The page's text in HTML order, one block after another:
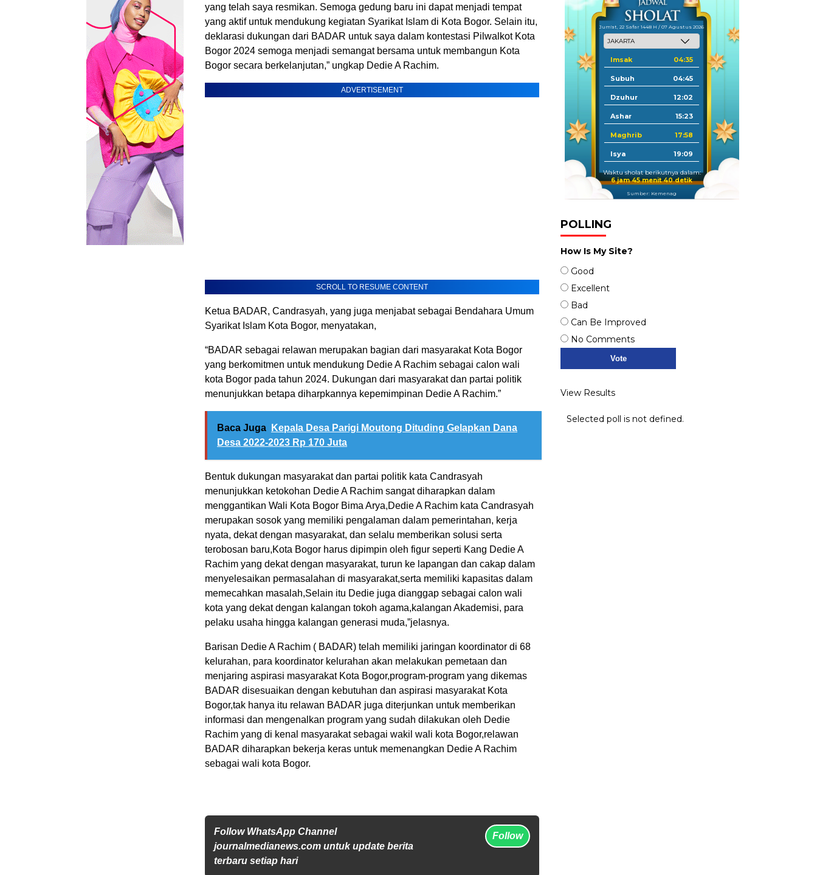
yang telah saya resmikan. Semoga gedung baru ini dapat menjadi tempat
yang aktif untuk mendukung kegiatan Syarikat Islam di Kota Bogor. Selain itu,
deklarasi dukungan dari BADAR untuk saya dalam kontestasi Pilwalkot Kota
Bogor 2024 semoga menjadi semangat bersama untuk membangun Kota
Bogor secara berkelanjutan,” ungkap Dedie A Rachim.
ADVERTISEMENT
SCROLL TO RESUME CONTENT
Ketua BADAR, Candrasyah, yang juga menjabat sebagai Bendahara Umum
Syarikat Islam Kota Bogor, menyatakan,
“BADAR sebagai relawan merupakan bagian dari masyarakat Kota Bogor
yang berkomitmen untuk mendukung Dedie A Rachim sebagai calon wali
kota Bogor pada tahun 2024. Dukungan dari masyarakat dan partai politik
menunjukkan betapa diharpkannya kepemimpinan Dedie A Rachim.”
Baca Juga
Kepala Desa Parigi Moutong Dituding Gelapkan Dana
Desa 2022-2023 Rp 170 Juta
Bentuk dukungan masyarakat dan partai politik kata Candrasyah
menunjukkan ketokohan Dedie A Rachim sangat diharapkan dalam
menggantikan Wali Kota Bogor Bima Arya,Dedie A Rachim kata Candrasyah
merupakan sosok yang memiliki pengalaman dalam pemerintahan, kerja
nyata, dekat dengan masyarakat, dan selalu memberikan solusi serta
terobosan baru,Kota Bogor harus dipimpin oleh figur seperti Kang Dedie A
Rachim yang dekat dengan masyarakat, turun ke lapangan dan cakap dalam
menyelesaikan permasalahan di masyarakat,serta memiliki kapasitas dalam
memecahkan masalah,Selain itu Dedie juga dianggap sebagai calon wali
kota yang dekat dengan kalangan tokoh agama,kalangan Akademisi, para
pelaku usaha hingga kalangan generasi muda,”jelasnya.
Barisan Dedie A Rachim ( BADAR) telah memiliki jaringan koordinator di 68
kelurahan, para koordinator kelurahan akan melakukan pemetaan dan
menjaring aspirasi masyarakat Kota Bogor,program-program yang dikemas
BADAR disesuaikan dengan kebutuhan dan aspirasi masyarakat Kota
Bogor,tak hanya itu relawan BADAR juga diterjunkan untuk memberikan
informasi dan mengenalkan program yang sudah dilakukan oleh Dedie
Rachim yang di kenal masyarakat sebagai wakil wali kota Bogor,relawan
BADAR diharapkan bekerja keras untuk memenangkan Dedie A Rachim
sebagai wali kota Bogor.
Follow WhatsApp Channel
journalmedianews.com untuk update berita
terbaru setiap hari
Follow
Jum'at, 22 Safar 1448 H / 07 Agustus 2026
Imsak 04:35
Subuh 04:45
Dzuhur 12:02
Ashar 15:23
Maghrib 17:58
Isya 19:09
Waktu sholat berikutnya dalam:
6 jam 45 menit 38 detik
Sumber: Kemenag
POLLING
How Is My Site?
Good
Excellent
Bad
Can Be Improved
No Comments
View Results
Selected poll is not defined.